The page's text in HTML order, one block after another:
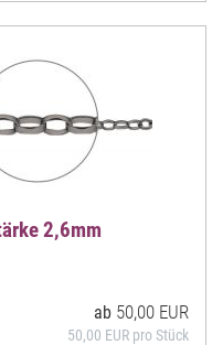
2,6mm
ab 50,00 EUR
50,00 EUR pro Stück